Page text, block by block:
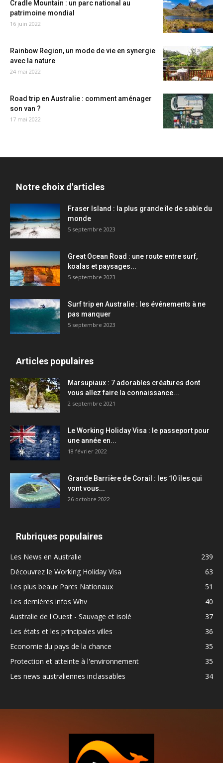
Cradle Mountain : un parc national au
patrimoine mondial
16 juin 2022
Rainbow Region, un mode de vie en synergie
avec la nature
24 mai 2022
Road trip en Australie : comment aménager
son van ?
17 mai 2022
Notre choix d'articles
Fraser Island : la plus grande île de sable du
monde
5 septembre 2023
Great Ocean Road : une route entre surf,
koalas et paysages...
5 septembre 2023
Surf trip en Australie : les événements à ne
pas manquer
5 septembre 2023
Articles populaires
Marsupiaux : 7 adorables créatures dont
vous allez faire la connaissance...
2 septembre 2021
Le Working Holiday Visa : le passeport pour
une année en...
18 février 2022
Grande Barrière de Corail : les 10 îles qui
vont vous...
26 octobre 2022
Rubriques populaires
Les News en Australie
239
Découvrez le Working Holiday Visa
63
Les plus beaux Parcs Nationaux
51
Les dernières infos Whv
40
Australie de l'Ouest - Sauvage et isolé
37
Les états et les principales villes
36
Economie du pays de la chance
35
Protection et atteinte à l'environnement
35
Les news australiennes inclassables
34